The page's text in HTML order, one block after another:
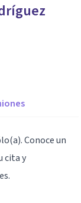
Conoce un
cita y